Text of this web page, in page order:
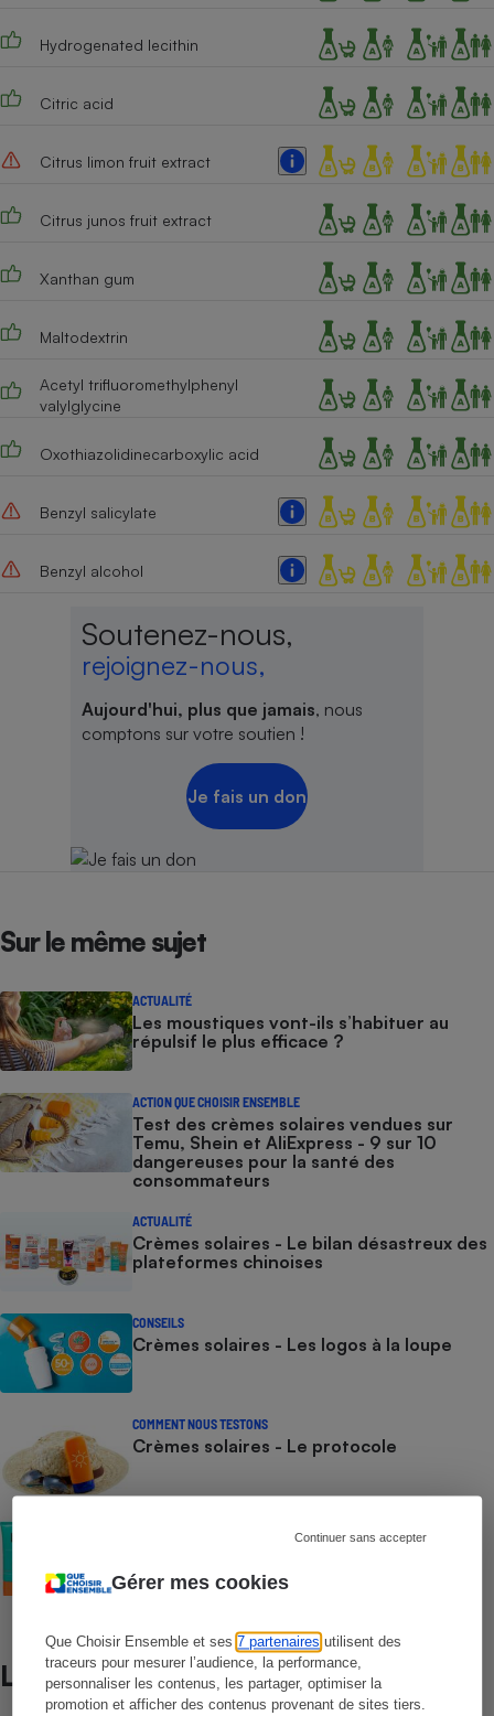
Gérer mes cookies
Que Choisir Ensemble et ses7 partenaires utilisent des
traceurs pour mesurer l’audience, la performance,
personnaliser les contenus, les partager, optimiser la
promotion et afficher des contenus provenant de sites tiers.
Continuer sans accepter
Hydrogenated lecithin
Citric acid
Citrus limon fruit extract
Citrus junos fruit extract
Xanthan gum
Maltodextrin
Acetyl trifluoromethylphenyl
valylglycine
Oxothiazolidinecarboxylic acid
Benzyl salicylate
Benzyl alcohol
Soutenez-nous,
rejoignez-nous,
Aujourd'hui, plus que jamais, nous
comptons sur votre soutien !
Je fais un don
Sur le même sujet
ACTUALITÉ
Les moustiques vont-ils s’habituer au
répulsif le plus efficace ?
ACTION QUE CHOISIR ENSEMBLE
Test des crèmes solaires vendues sur
Temu, Shein et AliExpress - 9 sur 10
dangereuses pour la santé des
consommateurs
ACTUALITÉ
Crèmes solaires - Le bilan désastreux des
plateformes chinoises
CONSEILS
Crèmes solaires - Les logos à la loupe
COMMENT NOUS TESTONS
Crèmes solaires - Le protocole
Crèmes solaires visage - Le protocole
Lire aussi